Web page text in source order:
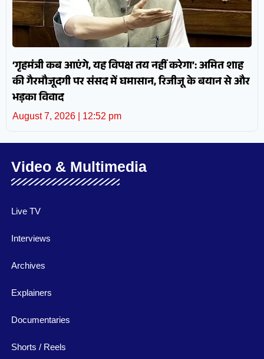
‘गृहमंत्री कब आएंगे, यह विपक्ष तय नहीं करेगा’: अमित शाह
की गैरमौजूदगी पर संसद में घमासान, रिजीजू के बयान से और
भड़का विवाद
August 7, 2026 12:52 pm
Video & Multimedia
Live TV
Interviews
Archives
Explainers
Documentaries
Shorts / Reels